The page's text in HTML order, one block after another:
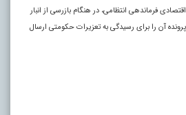
فرماندهی انتظامی، در هنگام بازرسی از انبار
آن را برای رسیدگی به تعزیرات حکومتی ارسال